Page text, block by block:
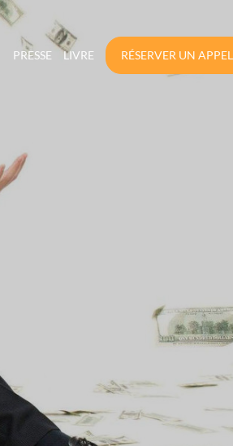
PRESSE LIVRE RÉSERVER UN APPEL
JOUR ?